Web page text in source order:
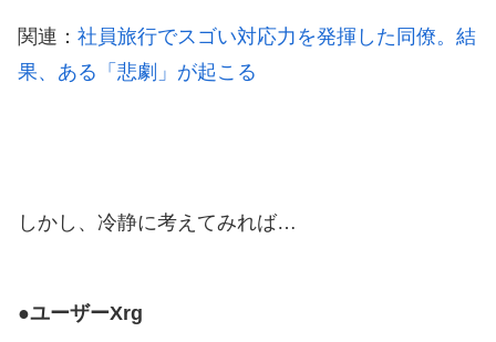
関連： 社員旅行でスゴい対応力を発揮した同僚。結
果、ある「悲劇」が起こる
しかし、冷静に考えてみれば…
●ユーザーXrg